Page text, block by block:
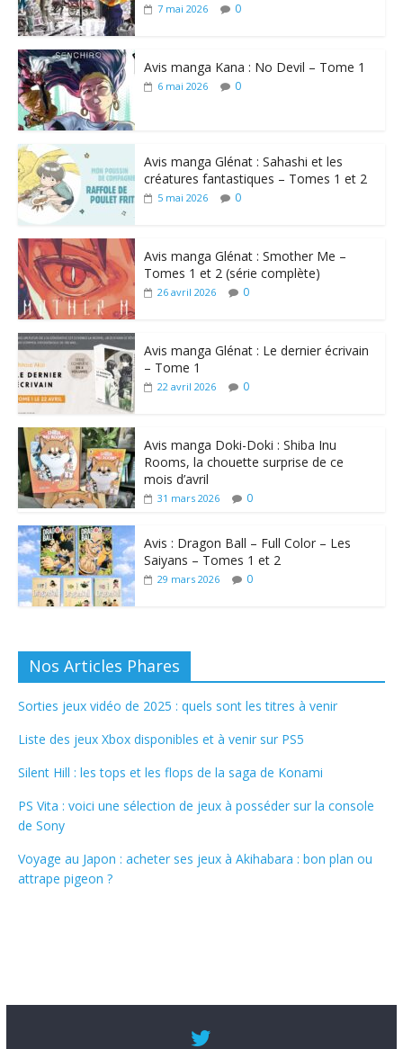
7 mai 2026 0
Avis manga Kana : No Devil – Tome 1
6 mai 2026 0
Avis manga Glénat : Sahashi et les
créatures fantastiques – Tomes 1 et 2
5 mai 2026 0
Avis manga Glénat : Smother Me –
Tomes 1 et 2 (série complète)
26 avril 2026 0
Avis manga Glénat : Le dernier écrivain
– Tome 1
22 avril 2026 0
Avis manga Doki-Doki : Shiba Inu
Rooms, la chouette surprise de ce
mois d’avril
31 mars 2026 0
Avis : Dragon Ball – Full Color – Les
Saiyans – Tomes 1 et 2
29 mars 2026 0
Nos Articles Phares
Sorties jeux vidéo de 2025 : quels sont les titres à venir
Liste des jeux Xbox disponibles et à venir sur PS5
Silent Hill : les tops et les flops de la saga de Konami
PS Vita : voici une sélection de jeux à posséder sur la console
de Sony
Voyage au Japon : acheter ses jeux à Akihabara : bon plan ou
attrape pigeon ?